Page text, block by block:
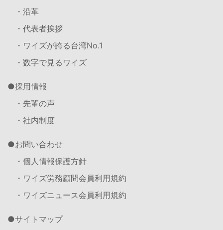
・沿革
・代表者挨拶
・ワイズが誇る台湾No.1
・数字で見るワイズ
採用情報
・先輩の声
・社内制度
お問い合わせ
・個人情報保護方針
・ワイズ労務顧問会員利用規約
・ワイズニュース会員利用規約
サイトマップ